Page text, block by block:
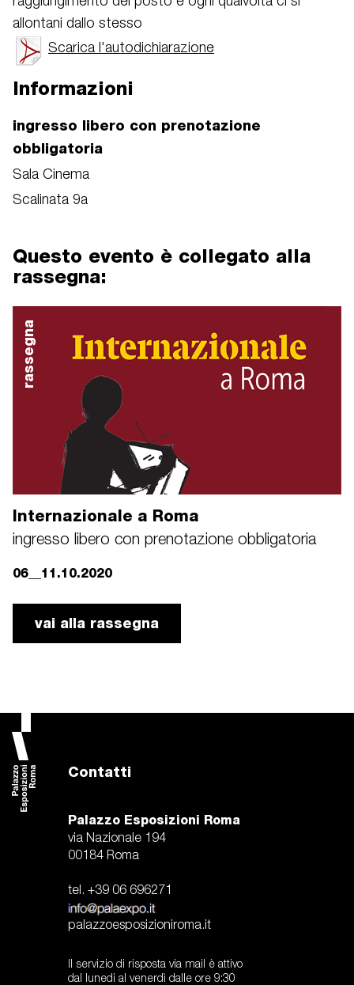
allontani dallo stesso
Scarica l'autodichiarazione
Informazioni
ingresso libero con prenotazione
obbligatoria
Sala Cinema
Scalinata 9a
Questo evento è collegato alla
rassegna:
rassegna
Internazionale a Roma
ingresso libero con prenotazione obbligatoria
06__11.10.2020
vai alla rassegna
Contatti
Palazzo Esposizioni Roma
via Nazionale 194
00184 Roma
tel. +39 06 696271
palazzoesposizioniroma.it
Il servizio di risposta via mail è attivo
dal lunedi al venerdì dalle ore 9:30